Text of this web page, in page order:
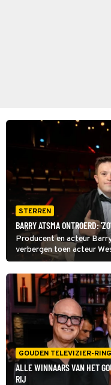
STERREN
BARRY ATSMA ONTROERD:
Producent en acteur
verbergen toen acteur
Televizier-Ring Acteur in
Wesley in de serie
"zo'n mooi eerbetoon"
GOUDEN TELEVIZIER-RING
ALLE WINNAARS VAN HET
RIJ